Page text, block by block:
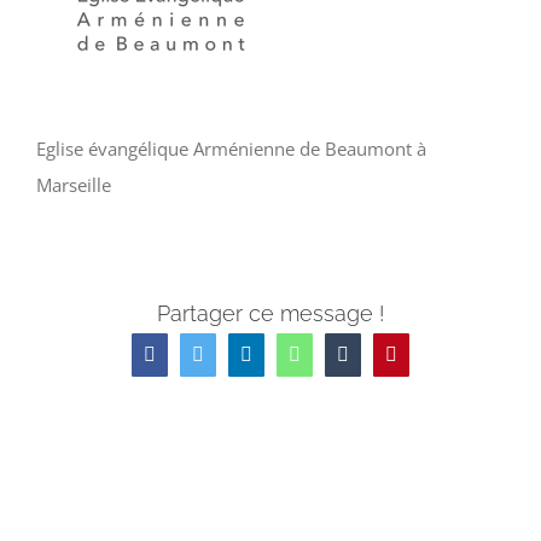
Eglise évangélique Arménienne de Beaumont à
Marseille
Partager ce message !
FacebookTwitter LinkedInWhatsAppTumblr